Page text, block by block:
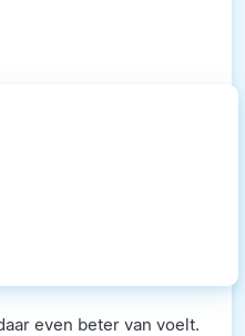
even beter van voelt.